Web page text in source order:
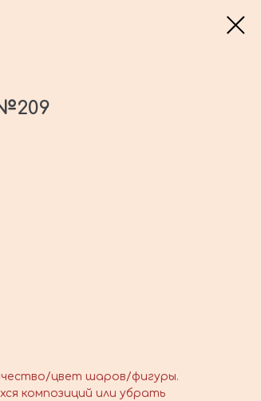
цвет шаров/фигуры.
композиций или убрать